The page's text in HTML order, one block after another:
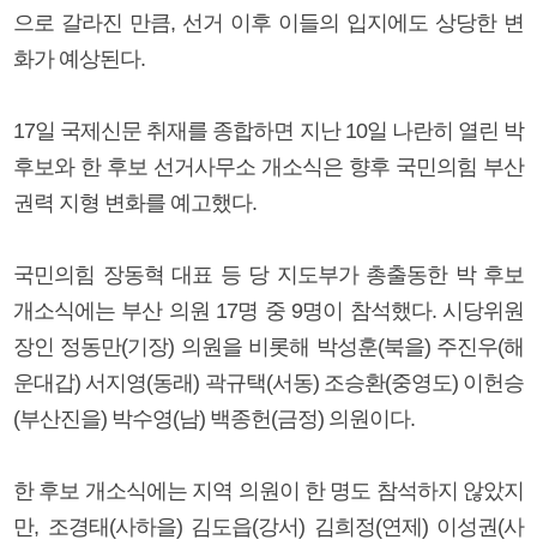
으로 갈라진 만큼, 선거 이후 이들의 입지에도 상당한 변
화가 예상된다.
17일 국제신문 취재를 종합하면 지난 10일 나란히 열린 박
후보와 한 후보 선거사무소 개소식은 향후 국민의힘 부산
권력 지형 변화를 예고했다.
국민의힘 장동혁 대표 등 당 지도부가 총출동한 박 후보
개소식에는 부산 의원 17명 중 9명이 참석했다. 시당위원
장인 정동만(기장) 의원을 비롯해 박성훈(북을) 주진우(해
운대갑) 서지영(동래) 곽규택(서동) 조승환(중영도) 이헌승
(부산진을) 박수영(남) 백종헌(금정) 의원이다.
한 후보 개소식에는 지역 의원이 한 명도 참석하지 않았지
만, 조경태(사하을) 김도읍(강서) 김희정(연제) 이성권(사